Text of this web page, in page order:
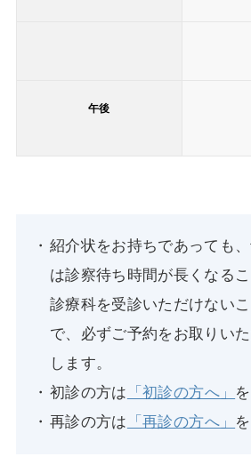
午後
紹介状をお持ちであっても
は診察待ち時間が長くなる
診療科を受診いただけない
で、必ずご予約をお取りい
します。
初診の方は 「初診の方へ」
再診の方は 「再診の方へ」